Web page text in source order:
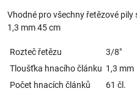
Vhodné pro všechny řetězové pily
1,3 mm 45 cm
Rozteč řetězu
3/8"
Tloušťka hnacího článku 1,3 mm
Počet hnacích článků
61 čl.